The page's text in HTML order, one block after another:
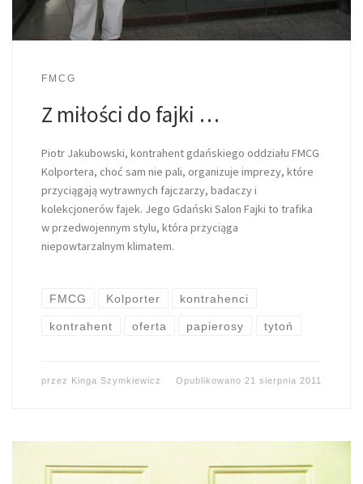
FMCG
Z miłości do fajki …
Piotr Jakubowski, kontrahent gdańskiego oddziału FMCG
Kolportera, choć sam nie pali, organizuje imprezy, które
przyciągają wytrawnych fajczarzy, badaczy i
kolekcjonerów fajek. Jego Gdański Salon Fajki to trafika
w przedwojennym stylu, która przyciąga
niepowtarzalnym klimatem.
FMCG Kolporter kontrahenci
kontrahent oferta papierosy tytoń
przez Kinga Szymkiewicz Opublikowano 21 sierpnia 2011